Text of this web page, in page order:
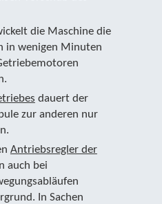
die Maschine die
in wenigen Minuten
dauert der
zur anderen nur
Antriebsregler der
auch bei
In Sachen